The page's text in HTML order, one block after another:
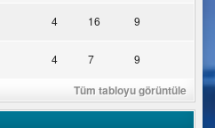
4 16 9
4 7 9
Tüm tabloyu görüntüle